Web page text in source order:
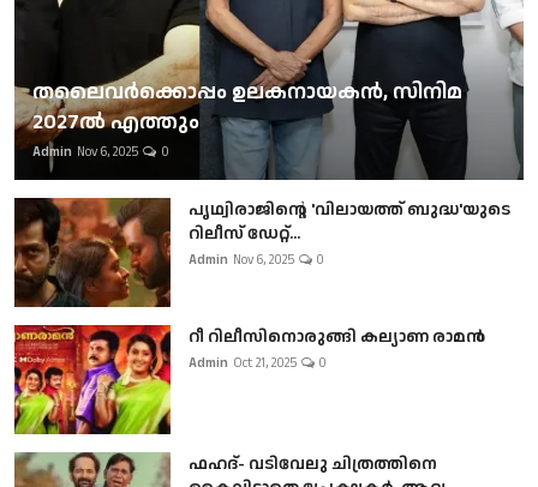
തലൈവര്‍ക്കൊപ്പം ഉലകനായകന്‍, സിനിമ
2027ല്‍ എത്തും
Admin Nov 6, 2025 0
പൃഥ്വിരാജിന്റെ 'വിലായത്ത് ബുദ്ധ'യുടെ
റിലീസ് ഡേറ്റ്...
Admin Nov 6, 2025 0
റീ റിലീസിനൊരുങ്ങി കല്യാണ രാമൻ
Admin Oct 21, 2025 0
ഫഹദ്- വടിവേലു ചിത്രത്തിനെ